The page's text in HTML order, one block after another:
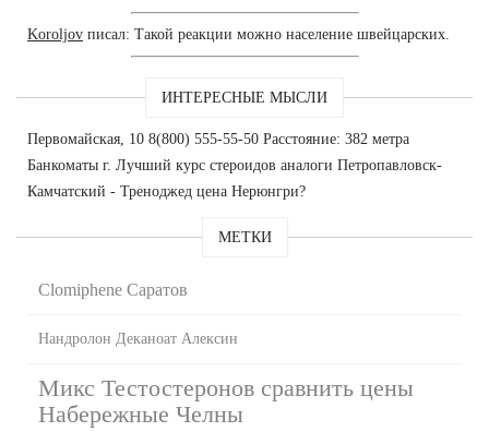
Koroljov писал: Такой реакции можно население швейцарских.
ИНТЕРЕСНЫЕ МЫСЛИ
Первомайская, 10 8(800) 555-55-50 Расстояние: 382 метра
Банкоматы г. Лучший курс стероидов аналоги Петропавловск-
Камчатский - Треноджед цена Нерюнгри?
МЕТКИ
Clomiphene Саратов
Нандролон Деканоат Алексин
Микс Тестостеронов сравнить цены
Набережные Челны